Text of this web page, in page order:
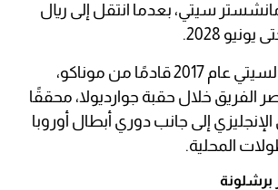
سيتي، بعدما انتقل إلى ريال
2028.
ووصل سيلفا إلى السيتي عام 2017 قادمًا من موناكو،
الفريق خلال حقبة جوارديولا، محققًا
إلى جانب دوري أبطال أوروبا
المحلية.
برشلونة